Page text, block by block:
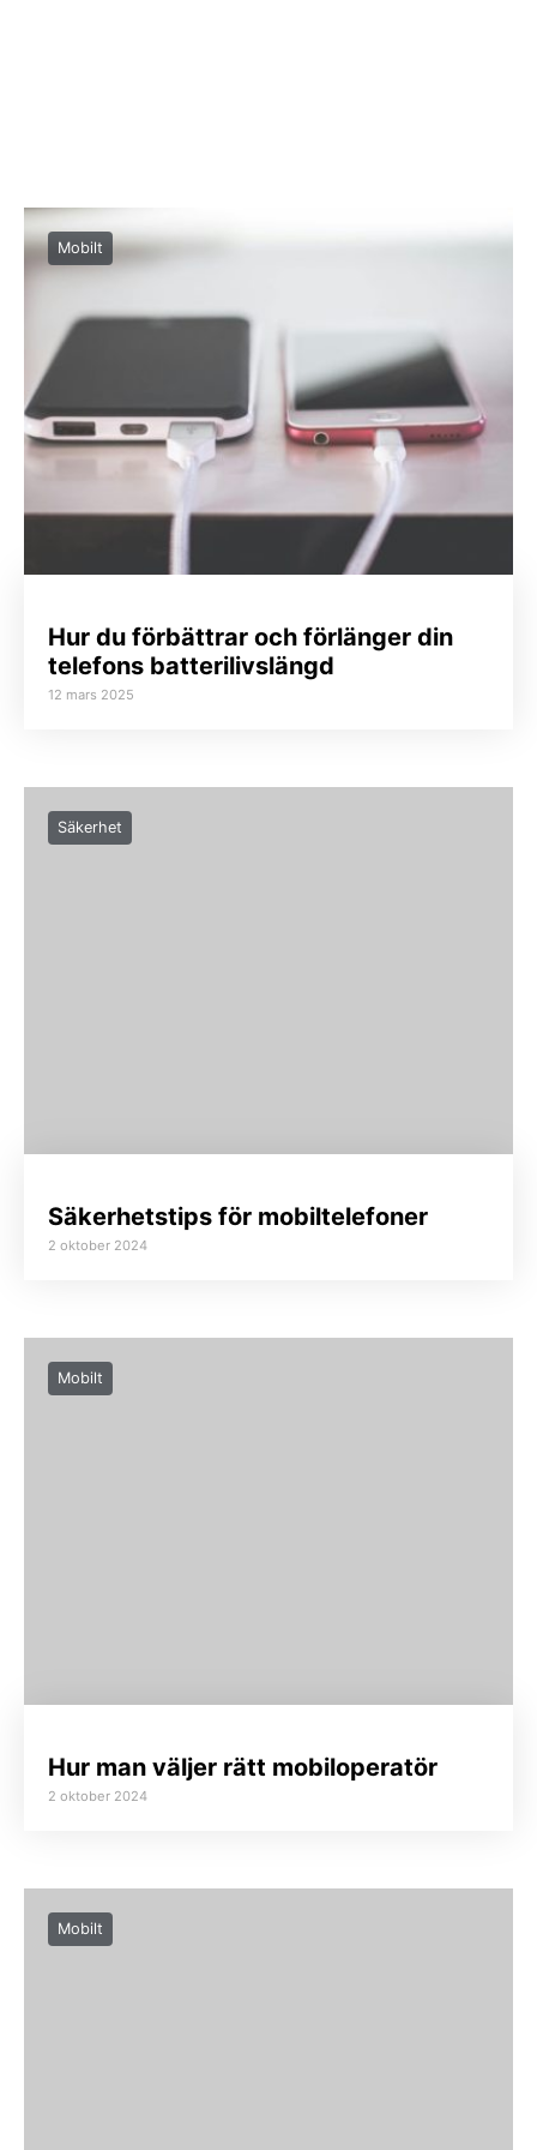
Mobilt
Hur du förbättrar och förlänger din
telefons batterilivslängd
12 mars 2025
Säkerhet
Säkerhetstips för mobiltelefoner
2 oktober 2024
Mobilt
Hur man väljer rätt mobiloperatör
2 oktober 2024
Mobilt